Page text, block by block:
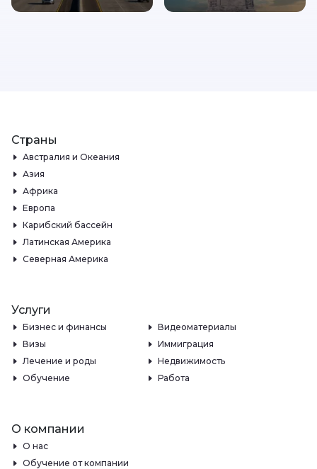
Страны
Австралия и Океания
Азия
Африка
Европа
Карибский бассейн
Латинская Америка
Северная Америка
Услуги
Бизнес и финансы
Видеоматериалы
Визы
Иммиграция
Лечение и роды
Недвижимость
Обучение
Работа
О компании
О нас
Обучение от компании